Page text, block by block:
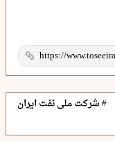
# شرکت ملی نفت ایران